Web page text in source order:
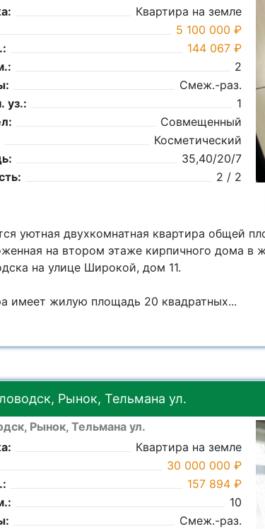
Квартира на земле
5 100 000 ₽
144 067 ₽
2
Смеж.-раз.
уз.:
1
Совмещенный
Косметический
35,40/20/7
2 / 2
уютная двухкомнатная квартира общей
на втором этаже кирпичного дома в
на улице Широкой, дом 11.
имеет жилую площадь 20 квадратных...
Рынок, Тельмана ул.
Рынок, Тельмана ул.
Квартира на земле
30 000 000 ₽
157 894 ₽
10
Смеж.-раз.